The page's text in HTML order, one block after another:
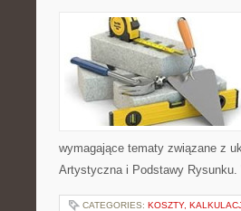
wymagające tematy związane z
Artystyczna i Podstawy
CATEGORIES: KOSZTY,